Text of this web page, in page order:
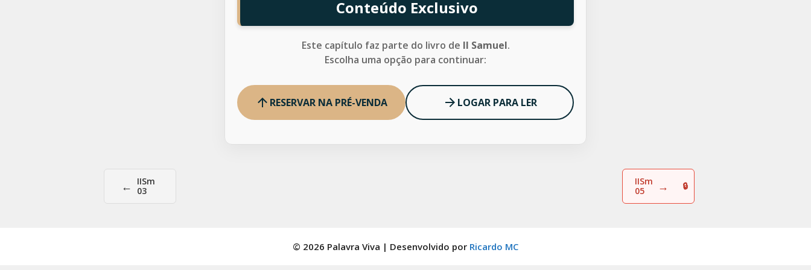
Conteúdo Exclusivo
Este capítulo faz parte do livro de II Samuel.
Escolha uma opção para continuar:
RESERVAR NA PRÉ-VENDA LOGAR PARA LER
←
IISm
03
IISm
05
→
© 2026 Palavra Viva | Desenvolvido por Ricardo MC